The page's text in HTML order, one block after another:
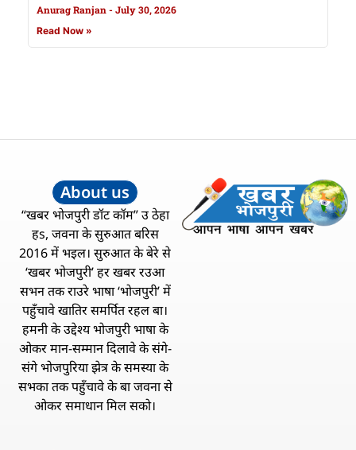
Anurag Ranjan July 30, 2026
Read Now »
About us
“खबर भोजपुरी डॉट कॉम” उ ठेहा
हs, जवना के सुरुआत बरिस
2016 में भइल। सुरुआत के बेरे से
‘खबर भोजपुरी’ हर खबर रउआ
सभन तक राउरे भाषा ‘भोजपुरी’ में
पहुँचावे खातिर समर्पित रहल बा।
हमनी के उद्देश्य भोजपुरी भाषा के
ओकर मान-सम्मान दिलावे के संगे-
संगे भोजपुरिया झेत्र के समस्या के
सभका तक पहुँचावे के बा जवना से
ओकर समाधान मिल सको।